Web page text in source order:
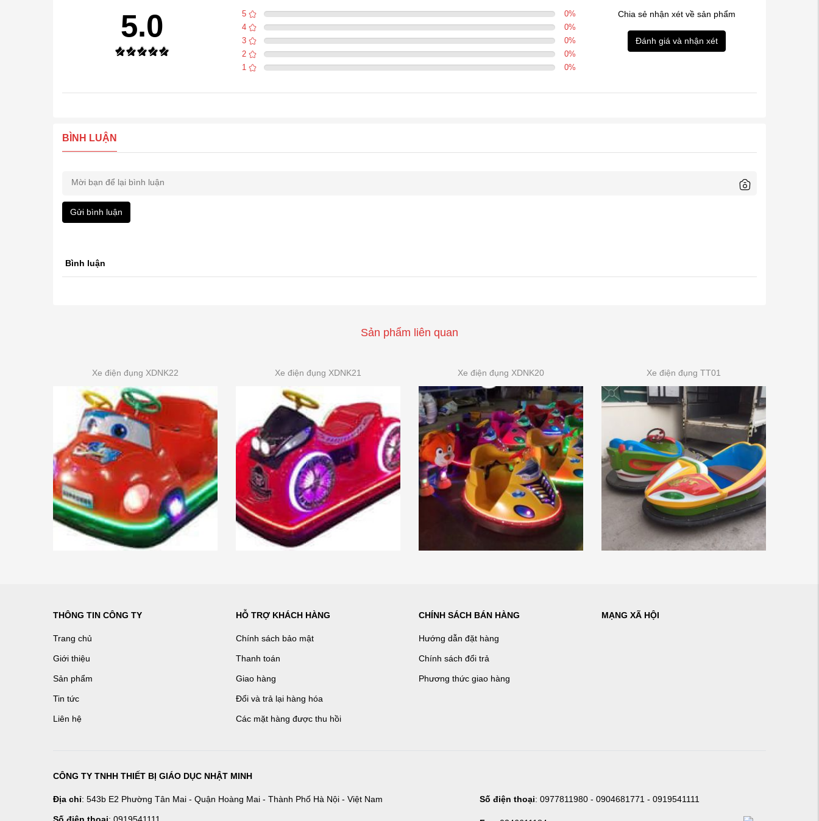
5.0 5 0%
4
0%
3
0%
2
0%
1
0%
Chia sẻ nhận xét về sản phẩm
Đánh giá và nhận xét
BÌNH LUẬN
Gửi bình luận
Bình luận
Sản phẩm liên quan
Xe điện đụng XDNK22 Xe điện đụng XDNK21 Xe điện đụng XDNK20 Xe điện đụng TT01
THÔNG TIN CÔNG TY
Trang chủ
Giới thiệu
Sản phẩm
Tin tức
Liên hệ
HỖ TRỢ KHÁCH HÀNG
Chính sách bảo mật
Thanh toán
Giao hàng
Đổi và trả lại hàng hóa
Các mặt hàng được thu hồi
CHÍNH SÁCH BÁN HÀNG
Hướng dẫn đặt hàng
Chính sách đổi trả
Phương thức giao hàng
MẠNG XÃ HỘI
CÔNG TY TNHH THIẾT BỊ GIÁO DỤC NHẬT MINH
Địa chỉ: 543b E2 Phường Tân Mai - Quận Hoàng Mai - Thành Phố Hà Nội - Việt Nam Số điện thoại: 0977811980 - 0904681771 - 0919541111